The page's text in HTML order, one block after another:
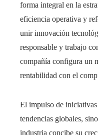
forma integral en la
eficiencia operativa y
unir innovación
responsable y trabajo
compañía configura un
rentabilidad con el
El impulso de iniciativas
tendencias globales,
industria concibe su